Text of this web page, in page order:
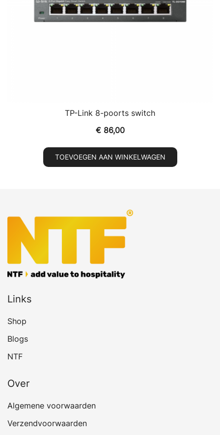
TP-Link 8-poorts switch
€86,00
TOEVOEGEN AAN WINKELWAGEN
Links
Shop
Blogs
NTF
Over
Algemene voorwaarden
Verzendvoorwaarden